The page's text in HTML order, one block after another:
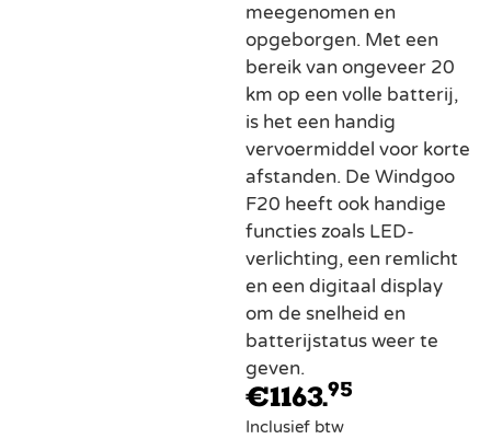
meegenomen en
opgeborgen. Met een
bereik van ongeveer 20
km op een volle batterij,
is het een handig
vervoermiddel voor korte
afstanden. De Windgoo
F20 heeft ook handige
functies zoals LED-
verlichting, een remlicht
en een digitaal display
om de snelheid en
batterijstatus weer te
geven.
€1163.95
Inclusief btw